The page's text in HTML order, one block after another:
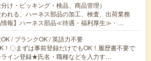
け・ピッキング・検品、商品管理）
れる、ハーネス部品の加工、検査、出荷業務
情報】ハーネス部品≪待遇・福利厚生≫・…
/ ブランクOK / 英語力不要
〇まずは事前登録だけでもOK！履歴書不要で
ライン登録★氏名・職種などを入力す…